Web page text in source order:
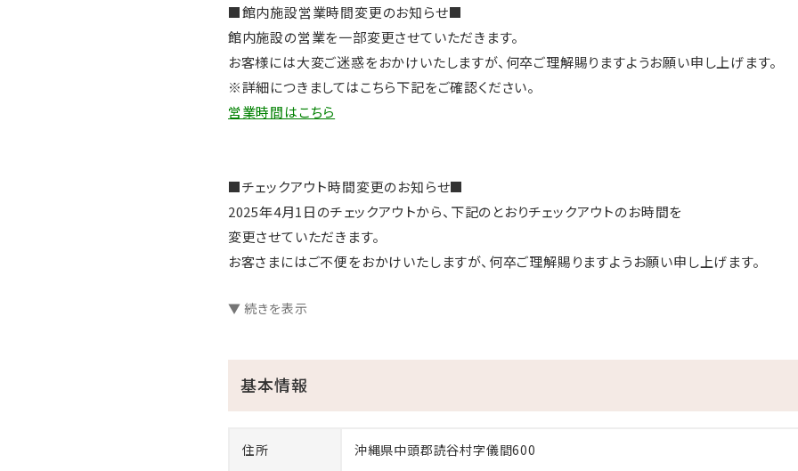
■館内施設営業時間変更のお知らせ■
館内施設の営業を一部変更させていただきます。
お客様には大変ご迷惑をおかけいたしますが、何卒ご理解賜りますようお願い申し上げます。
※詳細につきましてはこちら下記をご確認ください。
営業時間はこちら
■チェックアウト時間変更のお知らせ■
2025年4月1日のチェックアウトから、下記のとおりチェックアウトのお時間を
変更させていただきます。
お客さまにはご不便をおかけいたしますが、何卒ご理解賜りますようお願い申し上げます。
【変更前】チェックアウト 午後12：00まで
※変更に関しましては、2024年12月5日以降の予約分で、2025年4月1日からのチェックアウトか
適用といたします。
※2024年12月4日より、施設ページなどにはチェックアウトのお時間が午前11：00と
▼ 続きを表示
基本情報
住所 沖縄県中頭郡読谷村字儀間600